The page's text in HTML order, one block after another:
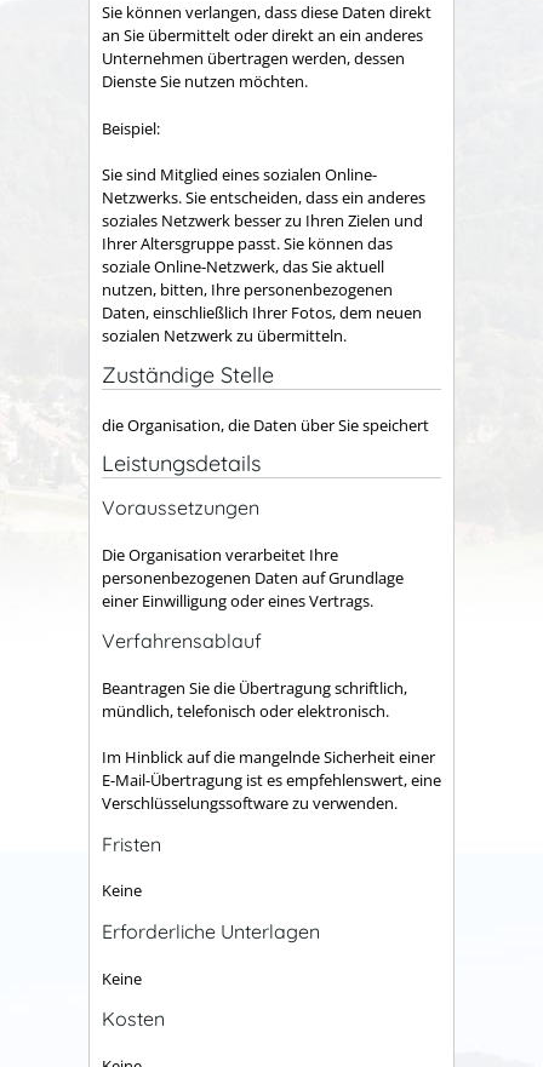
Sie können verlangen, dass diese Daten direkt
an Sie übermittelt oder direkt an ein anderes
Unternehmen übertragen werden, dessen
Dienste Sie nutzen möchten.
Beispiel:
Sie sind Mitglied eines sozialen Online-
Netzwerks. Sie entscheiden, dass ein anderes
soziales Netzwerk besser zu Ihren Zielen und
Ihrer Altersgruppe passt. Sie können das
soziale Online-Netzwerk, das Sie aktuell
nutzen, bitten, Ihre personenbezogenen
Daten, einschließlich Ihrer Fotos, dem neuen
sozialen Netzwerk zu übermitteln.
Zuständige Stelle
die Organisation, die Daten über Sie speichert
Leistungsdetails
Voraussetzungen
Die Organisation verarbeitet Ihre
personenbezogenen Daten auf Grundlage
einer Einwilligung oder eines Vertrags.
Verfahrensablauf
Beantragen Sie die Übertragung schriftlich,
mündlich, telefonisch oder elektronisch.
Im Hinblick auf die mangelnde Sicherheit einer
E-Mail-Übertragung ist es empfehlenswert, eine
Verschlüsselungssoftware zu verwenden.
Fristen
Keine
Erforderliche Unterlagen
Keine
Kosten